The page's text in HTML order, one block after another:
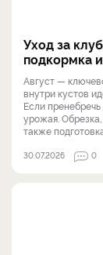
Уход за
подкормка
Август —
внутри кустов
Если
урожая.
также
30.07.2026 0